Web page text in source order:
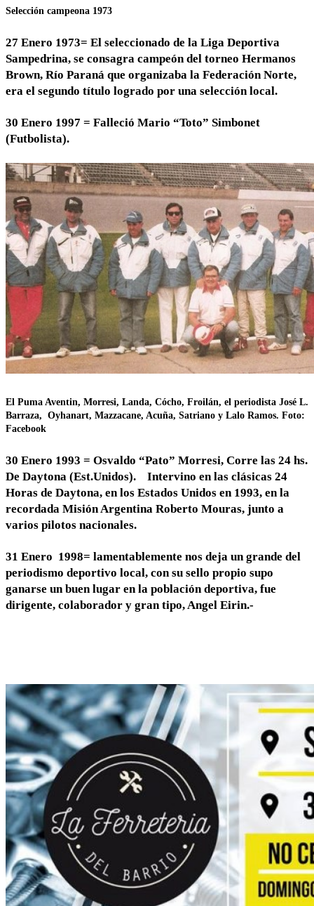
Selección campeona 1973
27 Enero 1973= El seleccionado de la Liga Deportiva
Sampedrina, se consagra campeón del torneo Hermanos
Brown, Río Paraná que organizaba la Federación Norte,
era el segundo título logrado por una selección local.
30 Enero 1997 = Falleció Mario “Toto” Simbonet
(Futbolista).
El Puma Aventin, Morresi, Landa, Cócho, Froilán, el periodista José L.
Barraza, Oyhanart, Mazzacane, Acuña, Satriano y Lalo Ramos. Foto:
Facebook
30 Enero 1993 = Osvaldo “Pato” Morresi, Corre las 24 hs.
De Daytona (Est.Unidos). Intervino en las clásicas 24
Horas de Daytona, en los Estados Unidos en 1993, en la
recordada Misión Argentina Roberto Mouras, junto a
varios pilotos nacionales.
31 Enero 1998= lamentablemente nos deja un grande del
periodismo deportivo local, con su sello propio supo
ganarse un buen lugar en la población deportiva, fue
dirigente, colaborador y gran tipo, Angel Eirin.-